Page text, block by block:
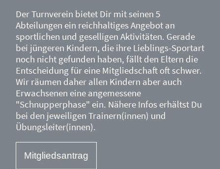
Der Turnverein bietet Dir mit seinen 5
Abteilungen ein reichhaltiges Angebot an
sportlichen und geselligen Aktivitäten. Gerade
bei jüngeren Kindern, die ihre Lieblings-Sportart
noch nicht gefunden haben, fällt den Eltern die
Entscheidung für eine Mitgliedschaft oft schwer.
Wir räumen daher allen Kindern aber auch
Erwachsenen eine angemessene
"Schnupperphase" ein. Nähere Infos erhältst Du
bei den jeweiligen Trainern(innen) und
Übungsleiter(innen).
Mitgliedsantrag